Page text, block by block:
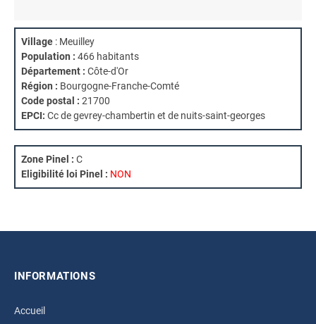
Village : Meuilley
Population : 466 habitants
Département : Côte-d'Or
Région : Bourgogne-Franche-Comté
Code postal : 21700
EPCI: Cc de gevrey-chambertin et de nuits-saint-georges
Zone Pinel : C
Eligibilité loi Pinel : NON
INFORMATIONS
Accueil